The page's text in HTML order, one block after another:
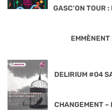
GASC’ON TOUR
DELIRIUM #04
CHANGEMENT –